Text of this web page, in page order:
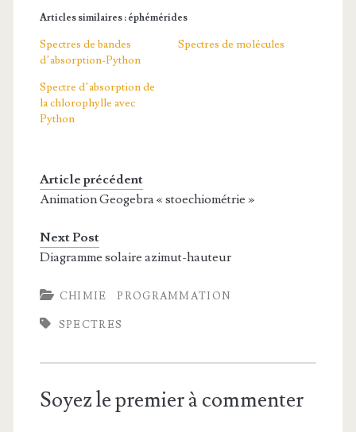
Articles similaires : éphémérides
Spectres de bandes
d’absorption-Python
Spectres de molécules
Spectre d’absorption de
la chlorophylle avec
Python
Article précédent
Animation Geogebra « stoechiométrie »
Next Post
Diagramme solaire azimut-hauteur
CHIMIE PROGRAMMATION
SPECTRES
Soyez le premier à commenter